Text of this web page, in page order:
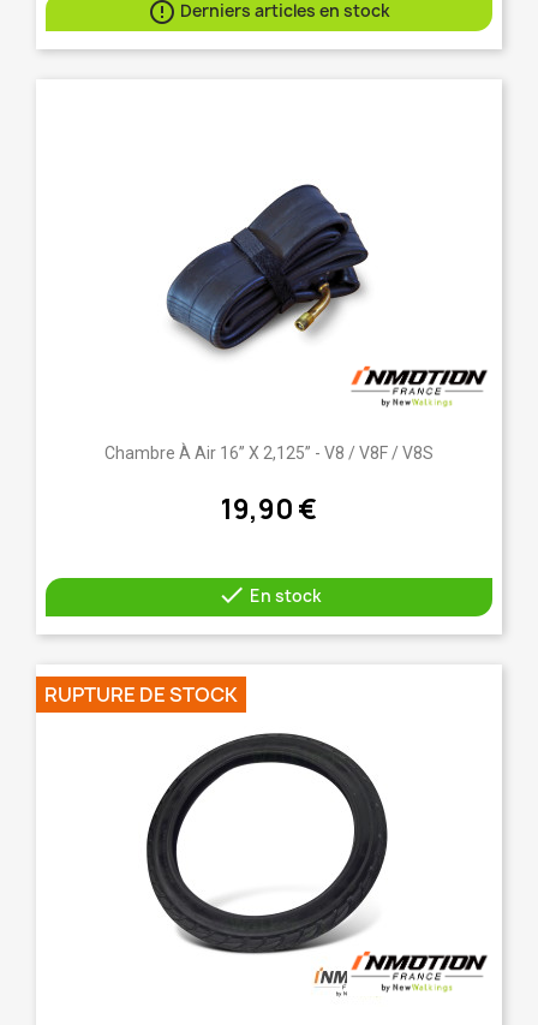
 Derniers articles en stock
Chambre À Air 16” X 2,125” - V8 / V8F / V8S
19,90 €
 En stock
RUPTURE DE STOCK